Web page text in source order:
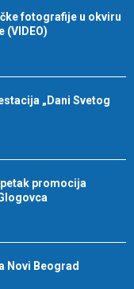
fotografije u okviru
(VIDEO)
„Dani Svetog
promocija
Novi Beograd